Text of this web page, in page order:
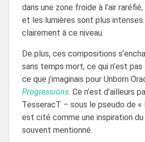
dans une zone froide à l’air
et les lumières sont plus
clairement à ce niveau.
De plus, ces compositions
sans temps mort, ce qui n’est
ce que j’imaginais pour Unborn
Progressions. Ce n’est d’ailleurs
TesseracT – sous le pseudo de «
est cité comme une inspiration
souvent mentionné.